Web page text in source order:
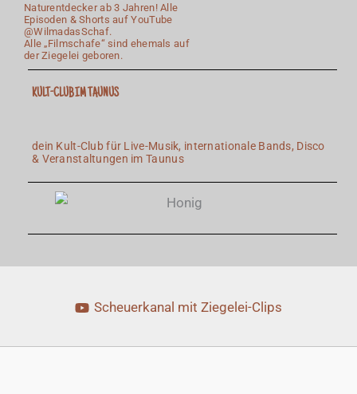
Naturentdecker ab 3 Jahren! Alle
Episoden & Shorts auf YouTube
@WilmadasSchaf.
Alle „Filmschafe“ sind ehemals auf
der Ziegelei geboren.
KULT-CLUB IM TAUNUS
dein Kult-Club für Live-Musik, internationale Bands, Disco
& Veranstaltungen im Taunus
Scheuerkanal mit Ziegelei-Clips